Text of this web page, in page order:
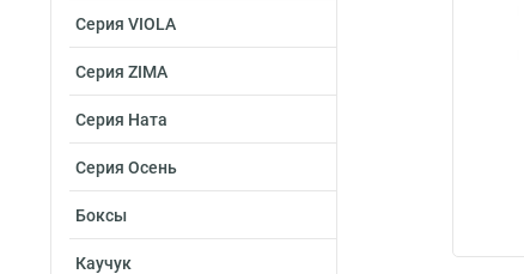
Серия VIOLA
Серия ZIMA
Серия Ната
Серия Осень
Боксы
Каучук